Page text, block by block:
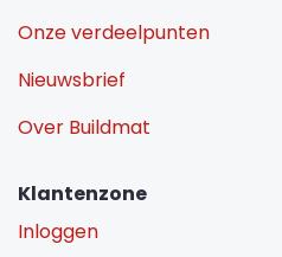
Onze verdeelpunten
Nieuwsbrief
Over Buildmat
Klantenzone
Inloggen